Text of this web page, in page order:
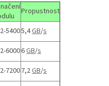
Propustnost
54005,4GB/s
60006GB/s
72007,2GB/s